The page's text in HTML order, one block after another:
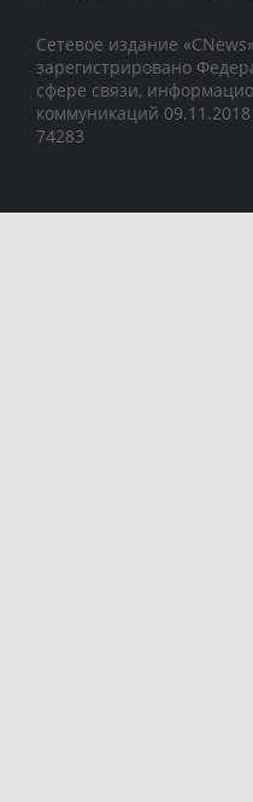
Сетевое издание
зарегистрировано
сфере связи,
коммуникаций
74283